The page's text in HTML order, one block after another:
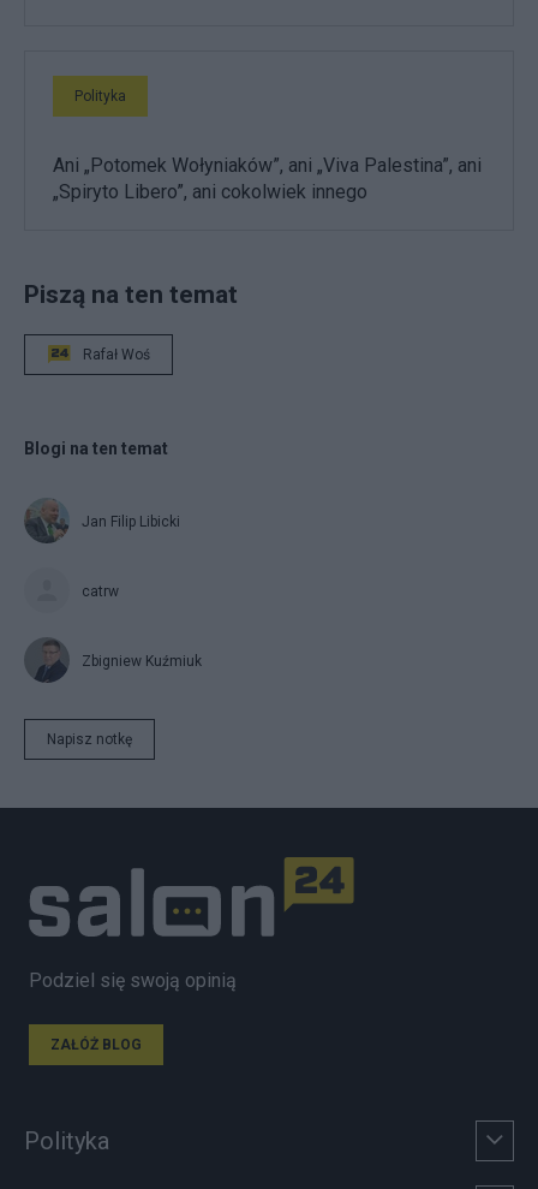
Polityka
Ani „Potomek Wołyniaków”, ani „Viva Palestina”, ani
„Spiryto Libero”, ani cokolwiek innego
Piszą na ten temat
Rafał Woś
Blogi na ten temat
Jan Filip Libicki
catrw
Zbigniew Kuźmiuk
Napisz notkę
Podziel się swoją opinią
ZAŁÓŻ BLOG
Polityka